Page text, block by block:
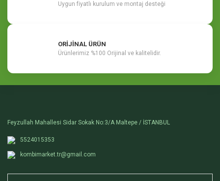
Uygun fiyatlı kurulum ve montaj desteği
ORİJİNAL ÜRÜN
Ürünlerimiz %100 Orijinal ve kalitelidir.
Feyzullah Mahallesi Sidar Sokak No:3/A Maltepe / İSTANBUL
5524015353
kombimarket.tr@gmail.com